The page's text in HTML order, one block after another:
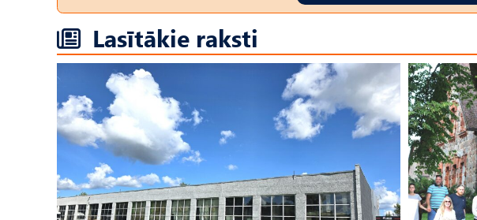
Lasītākie raksti